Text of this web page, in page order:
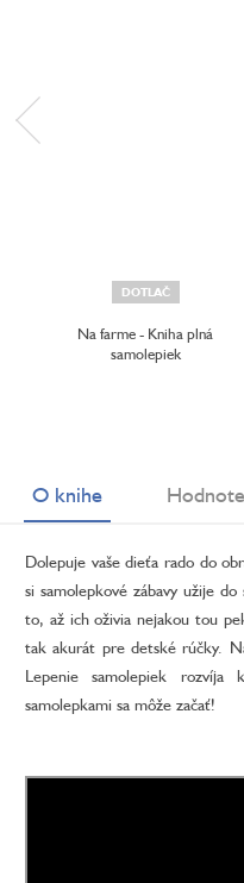
DOTLAČ
Na farme - Kniha plná
samolepiek
O knihe
Dolepuje vaše dieťa rado do
si samolepkové zábavy užije
to, až ich oživia nejakou tou
tak akurát pre detské rúčky.
Lepenie samolepiek
samolepkami sa môže začať!